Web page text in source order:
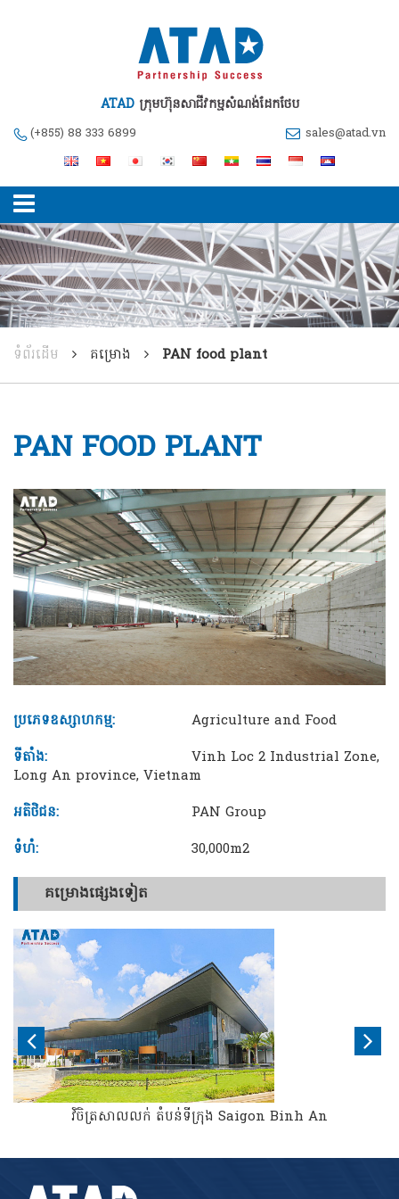
ATAD ក្រុមហ៊ុនសាជីវកម្មសំណង់ដែកថែប
(+855) 88 333 6899 sales@atad.vn
ទំព័រដើម គម្រោង PAN food plant
PAN FOOD PLANT
ប្រភេទឧស្សាហកម្ម:
Agriculture and Food
ទីតាំង:
Vinh Loc 2 Industrial Zone,
Long An province, Vietnam
អតិថិជន:
PAN Group
ទំហំ:
30,000m2
គម្រោងផ្សេងទៀត
វិចិត្រសាលលក់ តំបន់ទីក្រុង Saigon Binh An